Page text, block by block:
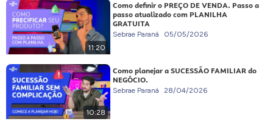
11:20
Como definir o PREÇO DE VENDA. Passo a
passo atualizado com PLANILHA
GRATUITA
Sebrae Paraná 05/05/2026
10:28
Como planejar a SUCESSÃO FAMILIAR do
NEGÓCIO.
Sebrae Paraná 28/04/2026